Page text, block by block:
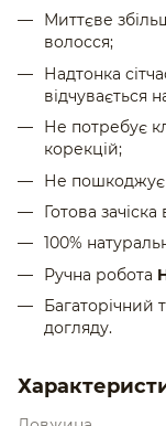
Миттєве
волосся;
Надтонка
відчувається
Не потребує
корекцій;
Не пошкоджує
Готова
100%
Ручна робота
Багаторічний
догляду.